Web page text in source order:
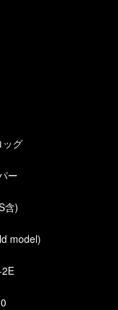
ッグ
ー
含)
model)